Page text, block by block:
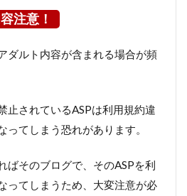
注意！
ダルト内容が含まれる場合が頻
止されているASPは利用規約違
ってしまう恐れがあります。
ばそのブログで、そのASPを利
ってしまうため、大変注意が必